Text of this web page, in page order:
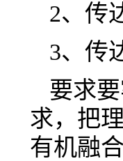
2、传
3、传
要求
求，把
有机融